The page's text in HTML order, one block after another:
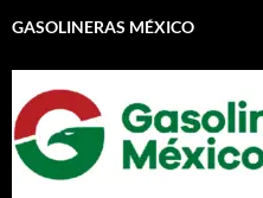
GASOLINERAS MÉXICO